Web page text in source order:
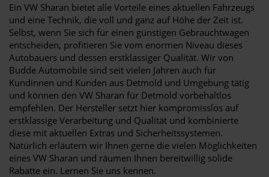
Ein VW Sharan bietet alle Vorteile eines aktuellen Fahrzeugs
und eine Technik, die voll und ganz auf Höhe der Zeit ist.
Selbst, wenn Sie sich für einen günstigen Gebrauchtwagen
entscheiden, profitieren Sie vom enormen Niveau dieses
Autobauers und dessen erstklassiger Qualität. Wir von
Budde Automobile sind seit vielen Jahren auch für
Kundinnen und Kunden aus Detmold und Umgebung tätig
und können den VW Sharan für Detmold vorbehaltlos
empfehlen. Der Hersteller setzt hier kompromisslos auf
erstklassige Verarbeitung und Qualität und kombinierte
diese mit aktuellen Extras und Sicherheitssystemen.
Natürlich erläutern wir Ihnen gerne die vielen Möglichkeiten
eines VW Sharan und räumen Ihnen bereitwillig solide
Rabatte ein. Lernen Sie uns kennen.